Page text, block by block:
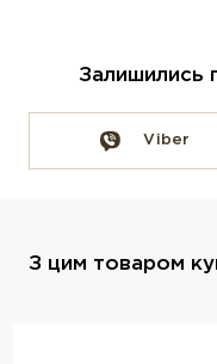
Залишились
Viber
З цим товаром